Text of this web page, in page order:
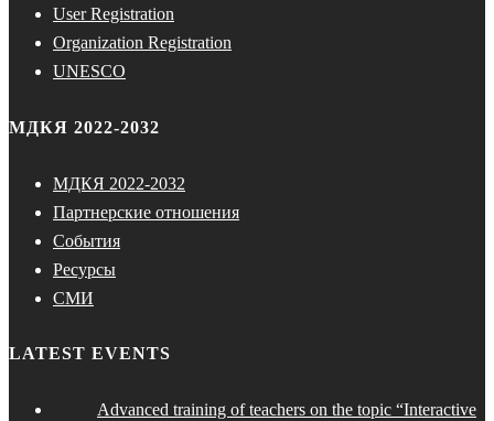
User Registration
Organization Registration
UNESCO
МДКЯ 2022-2032
МДКЯ 2022-2032
Партнерские отношения
События
Ресурсы
СМИ
LATEST EVENTS
Advanced training of teachers on the topic “Interactive